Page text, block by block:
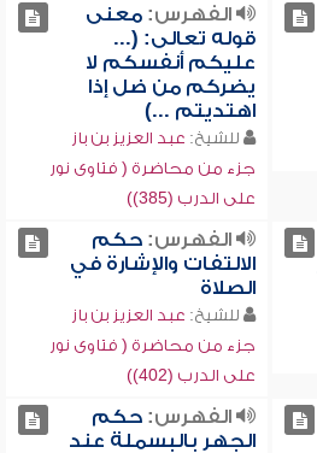
الفهرس:معنى
قوله تعالى: (...
عليكم أنفسكم لا
يضركم من ضل إذا
اهتديتم ...)
للشيخ: عبد العزيز بن باز
جزء من محاضرة ( فتاوى نور
على الدرب (385))
الفهرس:حكم
الالتفات والإشارة في
الصلاة
للشيخ: عبد العزيز بن باز
جزء من محاضرة ( فتاوى نور
على الدرب (402))
الفهرس:حكم
الجهر بالبسملة عند